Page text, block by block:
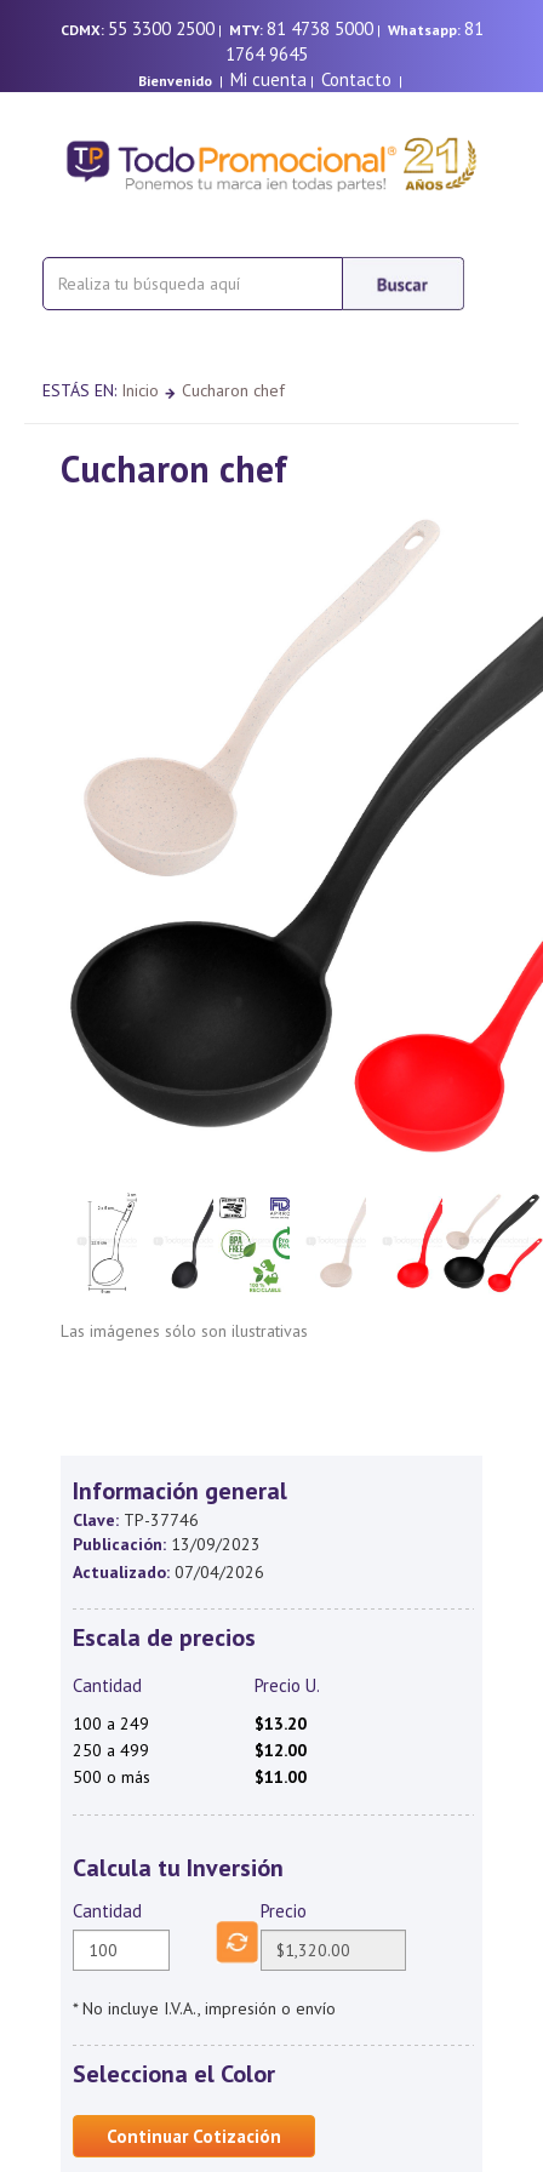
CDMX: 55 3300 2500| MTY: 81 4738 5000| Whatsapp: 81
1764 9645
Bienvenido| Mi cuenta | Contacto |
ESTÁS EN: Inicio Cucharon chef
Cucharon chef
Las imágenes sólo son ilustrativas
Información general
Clave: TP-37746
Publicación: 13/09/2023
Actualizado: 07/04/2026
Escala de precios
Cantidad Precio U.
100 a 249
$13.20
250 a 499
$12.00
500 o más
$11.00
Calcula tu Inversión
Cantidad Precio
* No incluye I.V.A., impresión o envío
Selecciona el Color
Continuar Cotización